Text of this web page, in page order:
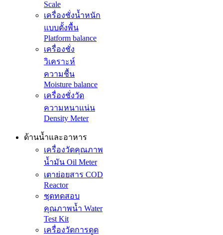
Scale
เครื่องชั่งน้ำหนัก
แบบตั้งพื้น
Platform balance
เครื่องชั่ง
วิเคราะห์
ความชื้น
Moisture balance
เครื่องชั่งวัด
ความหนาแน่น
Density Meter
ด้านน้ำและอาหาร
เครื่องวัดคุณภาพ
น้ำมัน Oil Meter
เตาย่อยสาร COD
Reactor
ชุดทดสอบ
คุณภาพน้ำ Water
Test Kit
เครื่องวัดการดูด